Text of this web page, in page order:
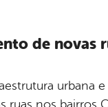
de novas
urbana
ruas nos bairros